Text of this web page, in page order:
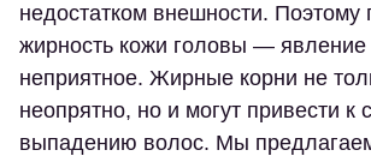
недостатком внешности.
жирность кожи головы — явление
неприятное. Жирные корни не
неопрятно, но и могут привести к
выпадению волос. Мы